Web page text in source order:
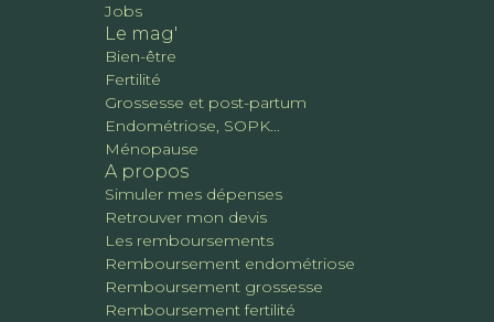
Jobs
Le mag'
Bien-être
Fertilité
Grossesse et post-partum
Endométriose, SOPK...
Ménopause
A propos
Simuler mes dépenses
Retrouver mon devis
Les remboursements
Remboursement endométriose
Remboursement grossesse
Remboursement fertilité